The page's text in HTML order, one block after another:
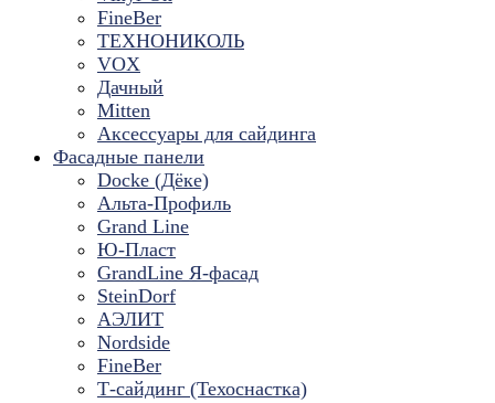
FineBer
ТЕХНОНИКОЛЬ
VOX
Дачный
Mitten
Аксессуары для сайдинга
Фасадные панели
Docke (Дёке)
Альта-Профиль
Grand Line
Ю-Пласт
GrandLine Я-фасад
SteinDorf
АЭЛИТ
Nordside
FineBer
Т-сайдинг (Техоснастка)